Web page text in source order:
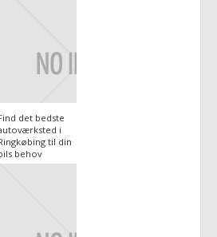
det bedste
i
til din
behov